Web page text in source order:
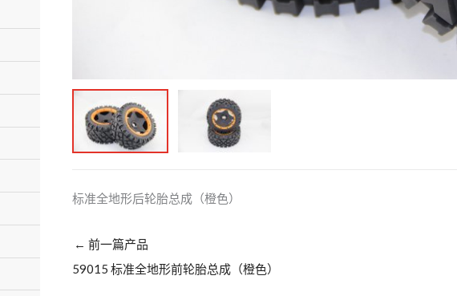
标准全地形后轮胎总成（橙色）
← 前一篇产品
59015 标准全地形前轮胎总成（橙色）